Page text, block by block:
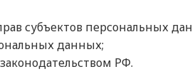
субъектов персональных
данных;
РФ.